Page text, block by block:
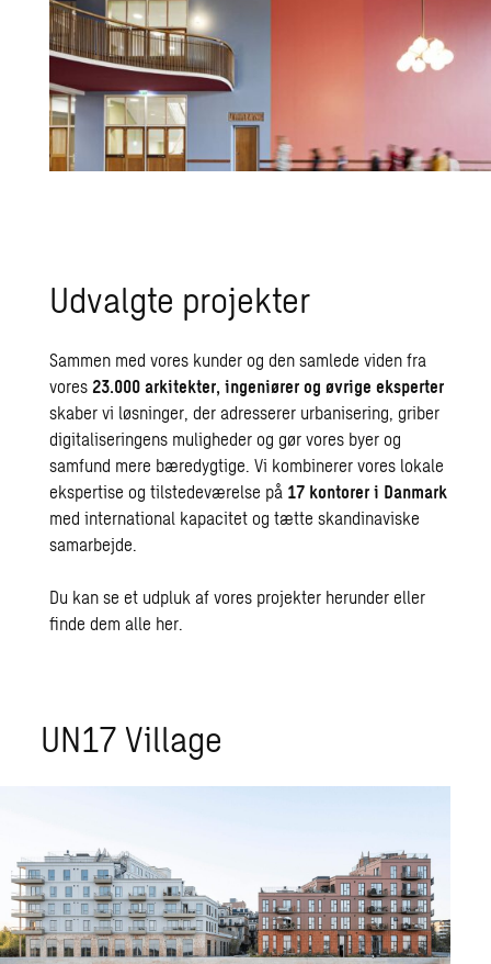
Udvalgte projekter
Sammen med vores kunder og den samlede viden fra
vores23.000 arkitekter, ingeniører og øvrige eksperter
skaber vi løsninger, der adresserer urbanisering, griber
digitaliseringens muligheder og gør vores byer og
samfund mere bæredygtige. Vi kombinerer vores lokale
ekspertise og tilstedeværelse på 17 kontorer i Danmark
med international kapacitet og tætte skandinaviske
samarbejde.
Du kan se et udpluk af vores projekter herunder eller
finde dem alle her.
UN17 Village